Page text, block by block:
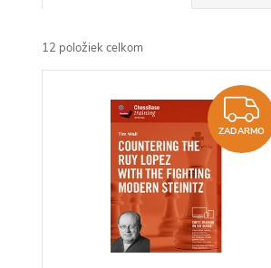
a
d
12 položiek celkom
ZADARMO